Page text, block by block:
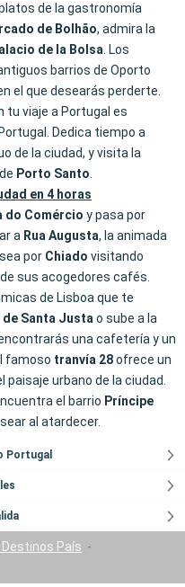
de la gastronomía
de Bolhão, admira la
de la Bolsa. Los
barrios de Oporto
el que desearás perderte.
tu viaje a Portugal es
Dedica tiempo a
de la ciudad, y visita la
Porto Santo.
en 4 horas
do Comércio y pasa por
a RuaAugusta, la animada
por Chiado visitando
sus acogedores cafés.
de Lisboa que te
de Santa Justao sube a la
una cafetería y un
famoso tranvía 28ofrece un
urbano de la ciudad.
el barrio Príncipe
al atardecer.
Portugal
País